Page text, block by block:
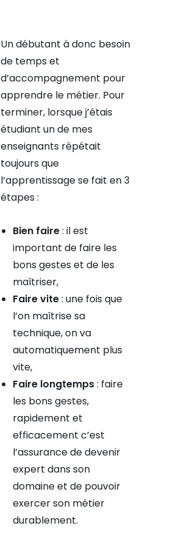
Un débutant à donc besoin
de temps et
d’accompagnement pour
apprendre le métier. Pour
terminer, lorsque j’étais
étudiant un de mes
enseignants répétait
toujours que
l’apprentissage se fait en 3
étapes :
Bien faire: il est
important de faire les
bons gestes et de les
maîtriser,
Faire vite: une fois que
l’on maîtrise sa
technique, on va
automatiquement plus
vite,
Faire longtemps: faire
les bons gestes,
rapidement et
efficacement c’est
l’assurance de devenir
expert dans son
domaine et de pouvoir
exercer son métier
durablement.